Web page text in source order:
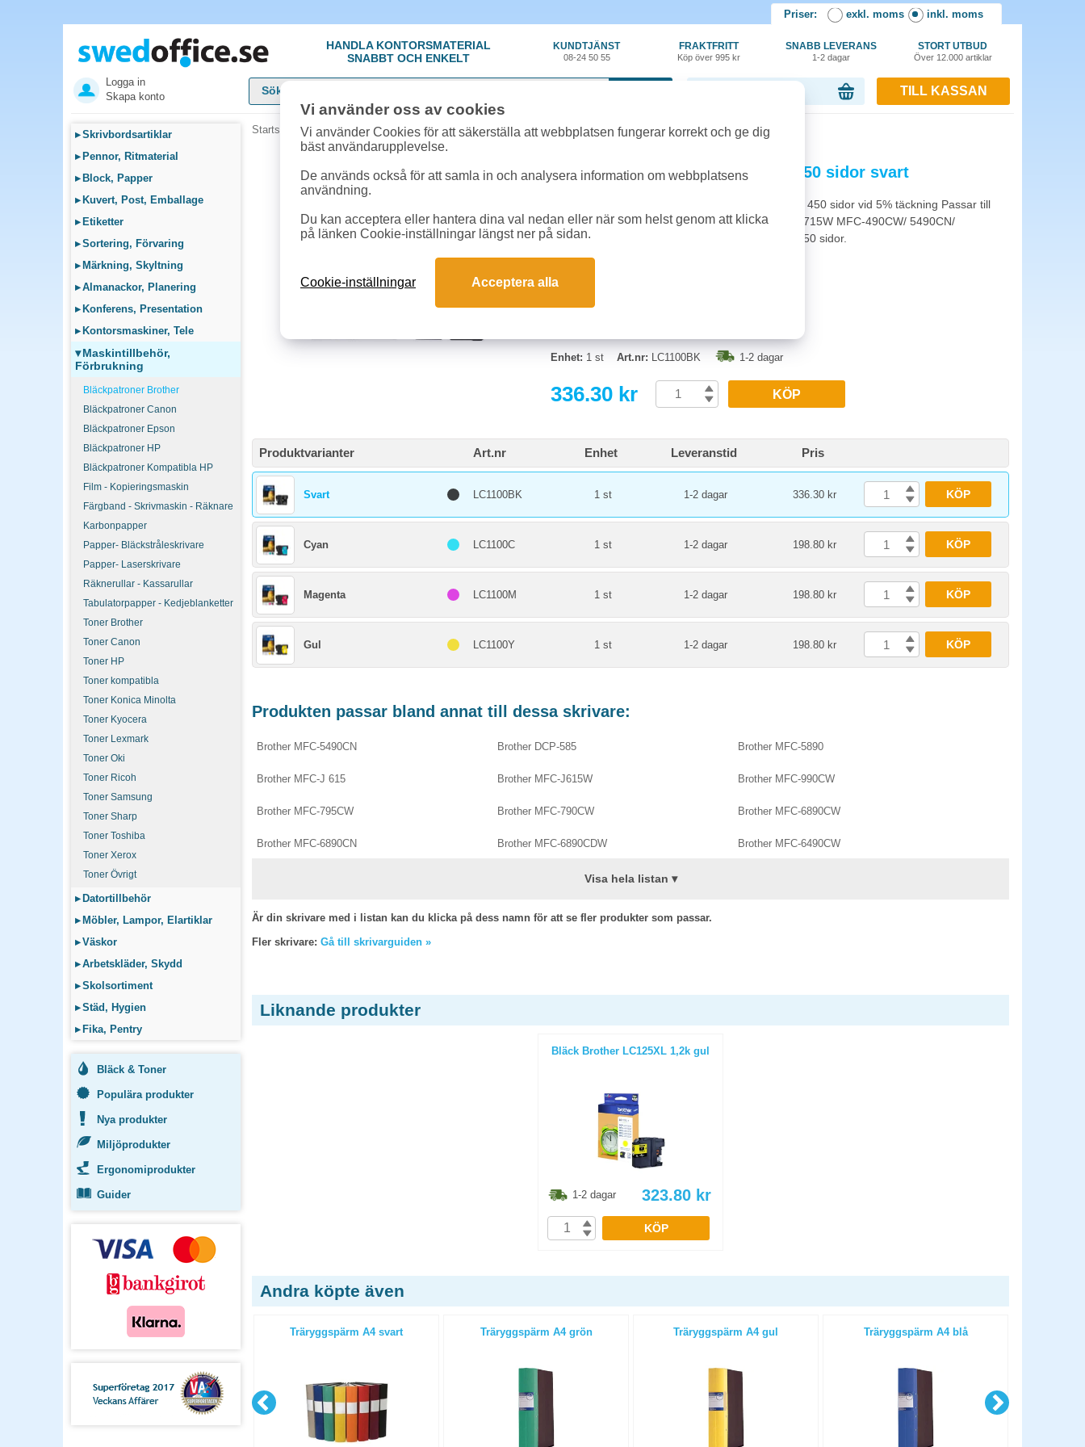
Priser: exkl. moms inkl. moms
HANDLA KONTORSMATERIAL
SNABBT OCH ENKELT
KUNDTJÄNST
08-24 50 55
FRAKTFRITT
Köp över 995 kr
SNABB LEVERANS
1-2 dagar
STORT UTBUD
Över 12.000 artiklar
Logga in
Skapa konto
TILL KASSAN
▸Skrivbordsartiklar
▸ Pennor, Ritmaterial
▸ Block, Papper
▸ Kuvert, Post, Emballage
▸ Etiketter
▸Sortering, Förvaring
▸ Märkning, Skyltning
▸Almanackor, Planering
▸ Konferens, Presentation
▸ Kontorsmaskiner, Tele
▾Maskintillbehör,
Förbrukning
Bläckpatroner Brother
Bläckpatroner Canon
Bläckpatroner Epson
Bläckpatroner HP
Bläckpatroner Kompatibla HP
Film - Kopieringsmaskin
Färgband - Skrivmaskin - Räknare
Karbonpapper
Papper- Bläckstråleskrivare
Papper- Laserskrivare
Räknerullar - Kassarullar
Tabulatorpapper - Kedjeblanketter
Toner Brother
Toner Canon
Toner HP
Toner kompatibla
Toner Konica Minolta
Toner Kyocera
Toner Lexmark
Toner Oki
Toner Ricoh
Toner Samsung
Toner Sharp
Toner Toshiba
Toner Xerox
Toner Övrigt
▸ Datortillbehör
▸ Möbler, Lampor, Elartiklar
▸Väskor
▸Arbetskläder, Skydd
▸Skolsortiment
▸Städ, Hygien
▸ Fika, Pentry
Bläck & Toner
Populära produkter
Nya produkter
Miljöprodukter
Ergonomiprodukter
Guider
Startsida »Maskintillbehör, Förbrukning»Bläckpatroner Brother»Bläckpatron Brother LC1100BK 450 sidor svart
Bläckpatron Brother LC1100BK 450 sidor svart
Brother Svart bläckpatron Kapacitet: Räcker till ca 450 sidor vid 5% täckning Passar till
följande skrivare: DCP-385C/ 585CW/ 6690CW/ J715W MFC-490CW/ 5490CN/
5890CN/ 6490CW/ 6890CDW/ 790CW/ 990CW. 450 sidor.
Enhet: 1 st Art.nr: LC1100BK 1-2 dagar
336.30 kr KÖP
Produktvarianter Art.nr Enhet Leveranstid Pris
Svart LC1100BK 1 st 1-2 dagar 336.30 kr KÖP
Cyan LC1100C 1 st 1-2 dagar 198.80 kr KÖP
Magenta LC1100M 1 st 1-2 dagar 198.80 kr KÖP
Gul LC1100Y 1 st 1-2 dagar 198.80 kr KÖP
Produkten passar bland annat till dessa skrivare:
Brother MFC-5490CN Brother DCP-585 Brother MFC-5890
Brother MFC-J 615 Brother MFC-J615W Brother MFC-990CW
Brother MFC-795CW Brother MFC-790CW Brother MFC-6890CW
Brother MFC-6890CN Brother MFC-6890CDW Brother MFC-6490CW
Visa hela listan ▾
Är din skrivare med i listan kan du klicka på dess namn för att se fler produkter som passar.
Fler skrivare: Gå till skrivarguiden »
Liknande produkter
Bläck Brother LC125XL 1,2k gul
1-2 dagar 323.80 kr
KÖP
Andra köpte även
Träryggspärm A4 röd Träryggspärm A4 svart Träryggspärm A4 grön Träryggspärm A4 gul Träryggspärm A4 blå
Vi använder oss av cookies
Vi använder Cookies för att säkerställa att webbplatsen fungerar korrekt och ge dig
bäst användarupplevelse.
De används också för att samla in och analysera information om webbplatsens
användning.
Du kan acceptera eller hantera dina val nedan eller när som helst genom att klicka
på länken Cookie-inställningar längst ner på sidan.
Cookie-inställningar Acceptera alla